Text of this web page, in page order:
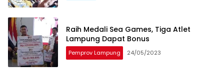
Raih Medali Sea Games, Tiga Atlet
Lampung Dapat Bonus
Pemprov Lampung 24/05/2023